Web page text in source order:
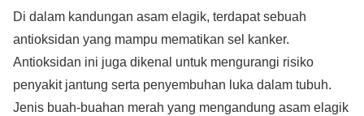
Di dalam kandungan asam elagik, terdapat sebuah
antioksidan yang mampu mematikan sel kanker.
Antioksidan ini juga dikenal untuk mengurangi risiko
penyakit jantung serta penyembuhan luka dalam tubuh.
Jenis buah-buahan merah yang mengandung asam elagik